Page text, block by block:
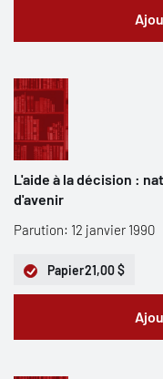
L'aide à la décision :
d'avenir
Parution: 12 janvier 1990
Papier21,00 $